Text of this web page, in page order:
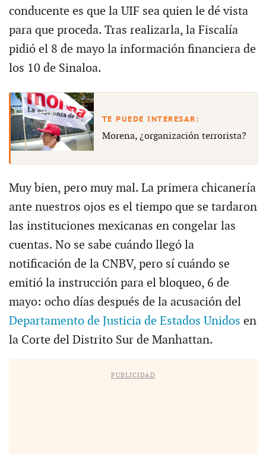
conducente es que la UIF sea quien le dé vista
para que proceda. Tras realizarla, la Fiscalía
pidió el 8 de mayo la información financiera de
los 10 de Sinaloa.
Morena, ¿organización terrorista?
Muy bien, pero muy mal. La primera chicanería
ante nuestros ojos es el tiempo que se tardaron
las instituciones mexicanas en congelar las
cuentas. No se sabe cuándo llegó la
notificación de la CNBV, pero sí cuándo se
emitió la instrucción para el bloqueo, 6 de
mayo: ocho días después de la acusación del
Departamento de Justicia de Estados Unidos en
la Corte del Distrito Sur de Manhattan.
PUBLICIDAD